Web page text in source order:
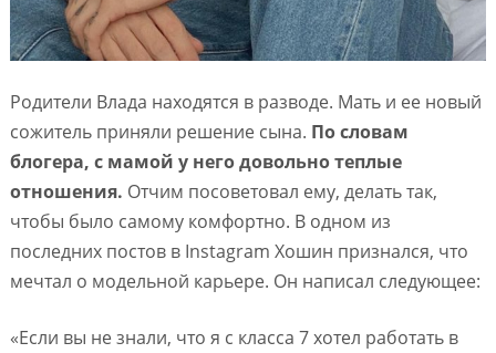
Родители Влада находятся в разводе. Мать и ее новый
сожитель приняли решение сына. По словам
блогера, с мамой у него довольно теплые
отношения. Отчим посоветовал ему, делать так,
чтобы было самому комфортно. В одном из
последних постов в Instagram Хошин признался, что
мечтал о модельной карьере. Он написал следующее:
«Если вы не знали, что я с класса 7 хотел работать в